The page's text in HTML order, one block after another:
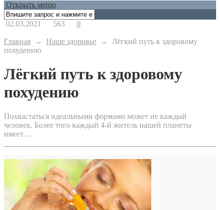
Открыть меню
02.03.2021 563 0
Главная → Наше здоровье → Лёгкий путь к здоровому
похудению
Лёгкий путь к здоровому
похудению
Похвастаться идеальными формами может не каждый
человек. Более того каждый 4-й житель нашей планеты
имеет…